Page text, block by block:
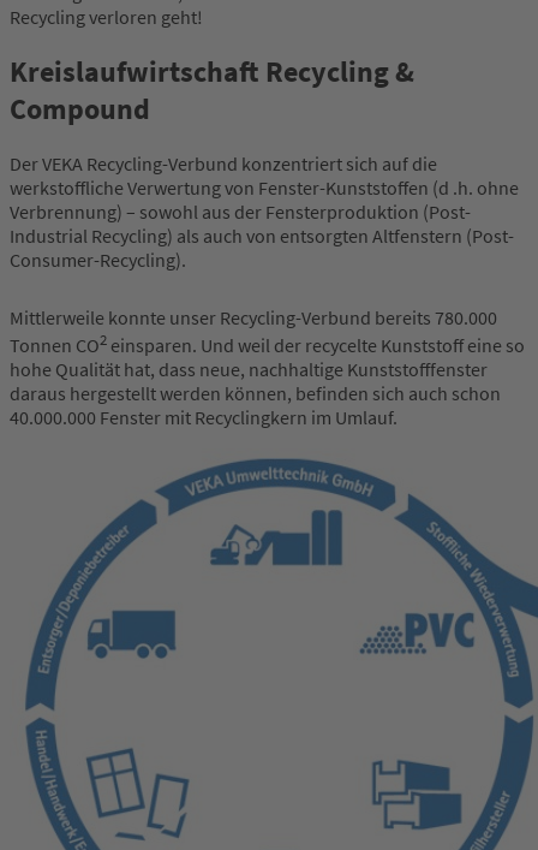
Recycling verloren geht!
Kreislaufwirtschaft Recycling &
Compound
Der VEKA Recycling-Verbund konzentriert sich auf die
werkstoffliche Verwertung von Fenster-Kunststoffen (d .h. ohne
Verbrennung) – sowohl aus der Fensterproduktion (Post-
Industrial Recycling) als auch von entsorgten Altfenstern (Post-
Consumer-Recycling).
Mittlerweile konnte unser Recycling-Verbund bereits 780.000
Tonnen CO2 einsparen. Und weil der recycelte Kunststoff eine so
hohe Qualität hat, dass neue, nachhaltige Kunststofffenster
daraus hergestellt werden können, befinden sich auch schon
40.000.000 Fenster mit Recyclingkern im Umlauf.